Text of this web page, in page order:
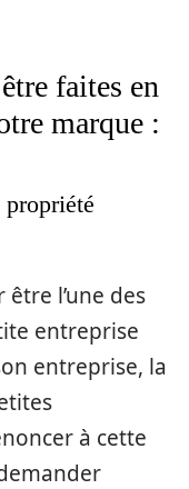
faites en
marque :
l’une des
entreprise
entreprise, la
à cette